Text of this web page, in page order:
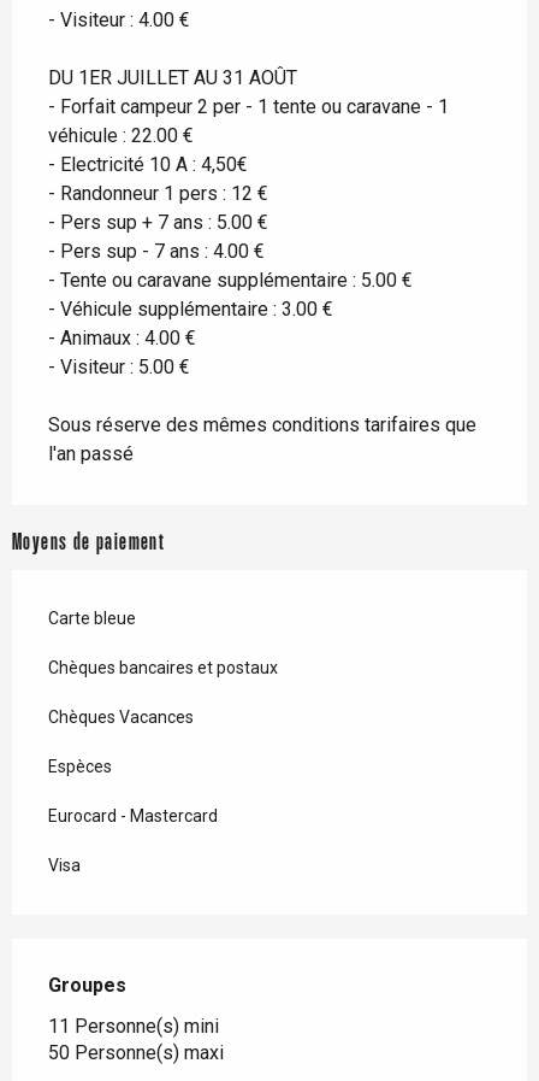
- Visiteur : 4.00 €
DU 1ER JUILLET AU 31 AOÛT
- Forfait campeur 2 per - 1 tente ou caravane - 1
véhicule : 22.00 €
- Electricité 10 A : 4,50€
- Randonneur 1 pers : 12 €
- Pers sup + 7 ans : 5.00 €
- Pers sup - 7 ans : 4.00 €
- Tente ou caravane supplémentaire : 5.00 €
- Véhicule supplémentaire : 3.00 €
- Animaux : 4.00 €
- Visiteur : 5.00 €
Sous réserve des mêmes conditions tarifaires que
l'an passé
Moyens de paiement
Carte bleue
Chèques bancaires et postaux
Chèques Vacances
Espèces
Eurocard - Mastercard
Visa
Groupes
Groupes
11 Personne(s) mini
50 Personne(s) maxi